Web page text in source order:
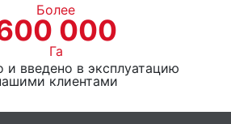
Более
000
Га
и введено в эксплуатацию
клиентами